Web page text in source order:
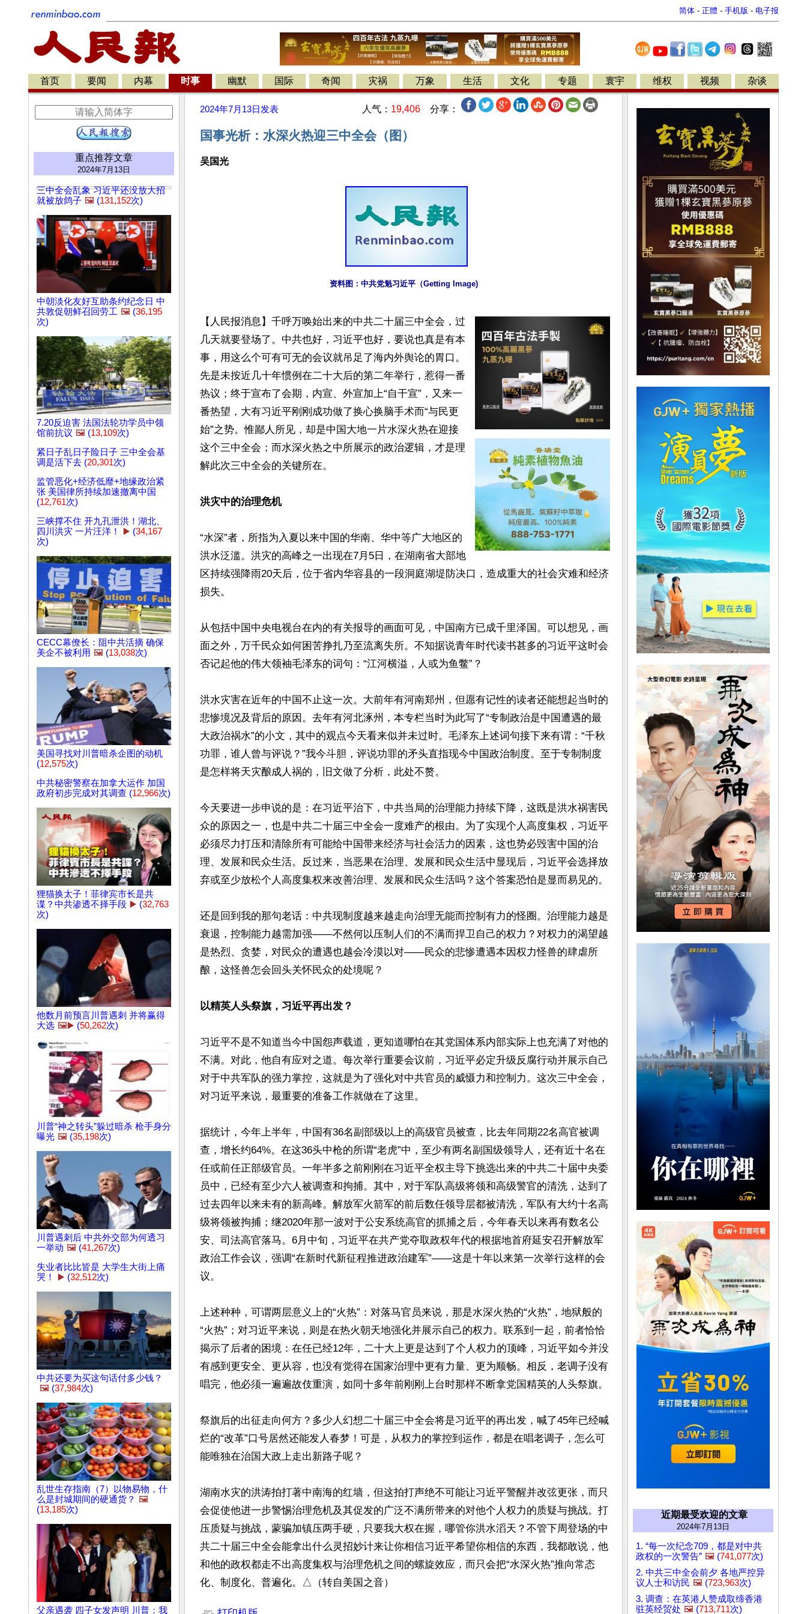
简体 - 正體 - 手机版 - 电子报
首页 要闻 内幕 时事 幽默 国际 奇闻 灾祸 万象 生活 文化 专题 寰宇 维权 视频 杂谈
重点推荐文章
2024年7月13日
三中全会乱象 习近平还没放大招
就被放鸽子 🖼️ (131,152次)
中朝淡化友好互助条约纪念日 中
共敦促朝鲜召回劳工 🖼️ (36,195
次)
7.20反迫害 法国法轮功学员中领
馆前抗议 🖼️ (13,109次)
紧日子乱日子险日子 三中全会基
调是活下去 (20,301次)
监管恶化+经济低靡+地缘政治紧
张 美国律所持续加速撤离中国
(12,761次)
三峡撑不住 开九孔泄洪！湖北、
四川洪灾 一片汪洋！
▶️ (34,167
次)
CECC幕僚长：阻中共活摘 确保
美企不被利用 🖼️ (13,038次)
美国寻找对川普暗杀企图的动机
(12,575次)
中共秘密警察在加拿大运作 加国
政府初步完成对其调查 (12,966次)
狸猫换太子！菲律宾市长是共
谍？中共渗透不择手段 ▶️ (32,763
次)
他数月前预言川普遇刺 并将赢得
大选 🖼️▶️ (50,262次)
川普“神之转头”躲过暗杀 枪手身分
曝光 🖼️ (35,198次)
川普遇刺后 中共外交部为何透习
一举动 🖼️ (41,267次)
失业者比比皆是 大学生大街上痛
哭！
▶️ (32,512次)
中共还要为买这句话付多少钱？
🖼️ (37,984次)
乱世生存指南（7）以物易物，什
么是封城期间的硬通货？ 🖼️
(13,185次)
父亲遇袭 四子女发声明 川普：我
2024年7月13日 发表 人气： 19,406 分享：
国事光析：水深火热迎三中全会（图）
吴国光
资料图：中共党魁习近平（Getting Image)
【人民报消息】千呼万唤始出来的中共二十届三中全会，过
几天就要登场了。中共也好，习近平也好，要说也真是有本
事，用这么个可有可无的会议就吊足了海内外舆论的胃口。
先是未按近几十年惯例在二十大后的第二年举行，惹得一番
热议；终于宣布了会期，内宣、外宣加上“自干宣”，又来一
番热望，大有习近平刚刚成功做了换心换脑手术而“与民更
始”之势。惟鄙人所见，却是中国大地一片水深火热在迎接
这个三中全会；而水深火热之中所展示的政治逻辑，才是理
解此次三中全会的关键所在。
洪灾中的治理危机
“水深”者，所指为入夏以来中国的华南、华中等广大地区的
洪水泛滥。洪灾的高峰之一出现在7月5日，在湖南省大部地
区持续强降雨20天后，位于省内华容县的一段洞庭湖堤防决口，造成重大的社会灾难和经济
损失。
从包括中国中央电视台在内的有关报导的画面可见，中国南方已成千里泽国。可以想见，画
面之外，万千民众如何困苦挣扎乃至流离失所。不知据说青年时代读书甚多的习近平这时会
否记起他的伟大领袖毛泽东的词句：“江河横溢，人或为鱼鳖”？
洪水灾害在近年的中国不止这一次。大前年有河南郑州，但愿有记性的读者还能想起当时的
悲惨境况及背后的原因。去年有河北涿州，本专栏当时为此写了“专制政治是中国遭遇的最
大政治祸水”的小文，其中的观点今天看来似并未过时。毛泽东上述词句接下来有谓：“千秋
功罪，谁人曾与评说？”我今斗胆，评说功罪的矛头直指现今中国政治制度。至于专制制度
是怎样将天灾酿成人祸的，旧文做了分析，此处不赘。
今天要进一步申说的是：在习近平治下，中共当局的治理能力持续下降，这既是洪水祸害民
众的原因之一，也是中共二十届三中全会一度难产的根由。为了实现个人高度集权，习近平
必须尽力打压和清除所有可能给中国带来经济与社会活力的因素，这也势必毁害中国的治
理、发展和民众生活。反过来，当恶果在治理、发展和民众生活中显现后，习近平会选择放
弃或至少放松个人高度集权来改善治理、发展和民众生活吗？这个答案恐怕是显而易见的。
还是回到我的那句老话：中共现制度越来越走向治理无能而控制有力的怪圈。治理能力越是
衰退，控制能力越需加强——不然何以压制人们的不满而捍卫自己的权力？对权力的渴望越
是热烈、贪婪，对民众的遭遇也越会冷漠以对——民众的悲惨遭遇本因权力怪兽的肆虐所
酿，这怪兽怎会回头关怀民众的处境呢？
以精英人头祭旗，习近平再出发？
习近平不是不知道当今中国怨声载道，更知道哪怕在其党国体系内部实际上也充满了对他的
不满。对此，他自有应对之道。每次举行重要会议前，习近平必定升级反腐行动并展示自己
对于中共军队的强力掌控，这就是为了强化对中共官员的威慑力和控制力。这次三中全会，
对习近平来说，最重要的准备工作就做在了这里。
据统计，今年上半年，中国有36名副部级以上的高级官员被查，比去年同期22名高官被调
查，增长约64%。在这36头中枪的所谓“老虎”中，至少有两名副国级领导人，还有近十名在
任或前任正部级官员。一年半多之前刚刚在习近平全权主导下挑选出来的中共二十届中央委
员中，已经有至少六人被调查和拘捕。其中，对于军队高级将领和高级警官的清洗，达到了
过去四年以来未有的新高峰。解放军火箭军的前后数任领导层都被清洗，军队有大约十名高
级将领被拘捕；继2020年那一波对于公安系统高官的抓捕之后，今年春天以来再有数名公
安、司法高官落马。6月中旬，习近平在共产党夺取政权年代的根据地首府延安召开解放军
政治工作会议，强调“在新时代新征程推进政治建军”——这是十年以来第一次举行这样的会
议。
上述种种，可谓两层意义上的“火热”：对落马官员来说，那是水深火热的“火热”，地狱般的
“火热”；对习近平来说，则是在热火朝天地强化并展示自己的权力。联系到一起，前者恰恰
揭示了后者的困境：在任已经12年，二十大上更是达到了个人权力的顶峰，习近平如今并没
有感到更安全、更从容，也没有觉得在国家治理中更有力量、更为顺畅。相反，老调子没有
唱完，他必须一遍遍故伎重演，如同十多年前刚刚上台时那样不断拿党国精英的人头祭旗。
祭旗后的出征走向何方？多少人幻想二十届三中全会将是习近平的再出发，喊了45年已经喊
烂的“改革”口号居然还能发人春梦！可是，从权力的掌控到运作，都是在唱老调子，怎么可
能唯独在治国大政上走出新路子呢？
湖南水灾的洪涛拍打著中南海的红墙，但这拍打声绝不可能让习近平警醒并改弦更张，而只
会促使他进一步警惕治理危机及其促发的广泛不满所带来的对他个人权力的质疑与挑战。打
压质疑与挑战，蒙骗加镇压两手硬，只要我大权在握，哪管你洪水滔天？不管下周登场的中
共二十届三中全会能拿出什么灵招妙计来让你相信习近平希望你相信的东西，我都敢说，他
和他的政权都走不出高度集权与治理危机之间的螺旋效应，而只会把“水深火热”推向常态
化、制度化、普遍化。△（转自美国之音）
近期最受欢迎的文章
2024年7月13日
1. “每一次纪念709，都是对中共
政权的一次警告” 🖼️ (741,077次)
2. 中共三中全会前夕 各地严控异
议人士和访民 🖼️ (723,963次)
3. 调查：在英港人赞成取缔香港
驻英经贸处 🖼️ (713,711次)